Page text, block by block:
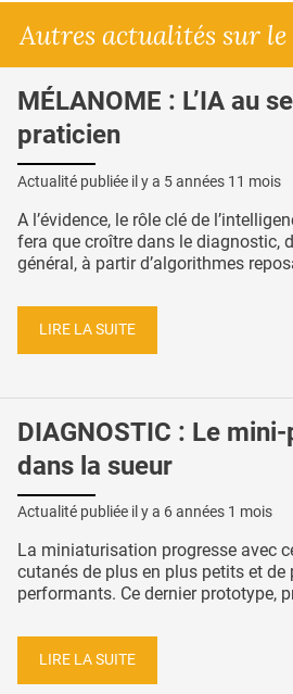
Autres actualités sur le
MÉLANOME : L’IA au
praticien
Actualité publiée il y a 5 années 11 mois
A l’évidence, le rôle clé de
fera que croître dans le diagnostic,
général, à partir d’algorithmes
LIRE LA SUITE
DIAGNOSTIC : Le
dans la sueur
Actualité publiée il y a 6 années 1 mois
La miniaturisation progresse avec
cutanés de plus en plus petits et de
performants. Ce dernier prototype,
LIRE LA SUITE